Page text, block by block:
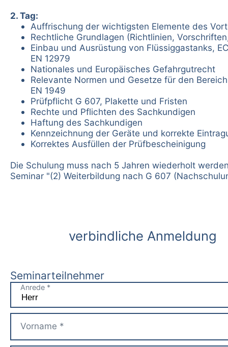
2. Tag:
Auffrischung der wichtigsten Elemente des
Rechtliche Grundlagen (Richtlinien,
Einbau und Ausrüstung von Flüssiggastanks,
EN 12979
Nationales und Europäisches Gefahrgutrecht
Relevante Normen und Gesetze für den
EN 1949
Prüfpflicht G 607, Plakette und Fristen
Rechte und Pflichten des Sachkundigen
Haftung des Sachkundigen
Kennzeichnung der Geräte und korrekte
Korrektes Ausfüllen der Prüfbescheinigung
Die Schulung muss nach 5 Jahren wiederholt
Seminar "(2) Weiterbildung nach G 607
verbindliche Anmeldung
Seminarteilnehmer